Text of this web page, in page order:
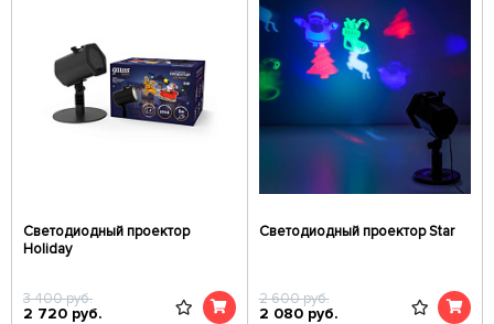
Светодиодный проектор
Holiday
3 400руб.
2 720 руб.
Светодиодный проектор Star
2 600руб.
2 080 руб.